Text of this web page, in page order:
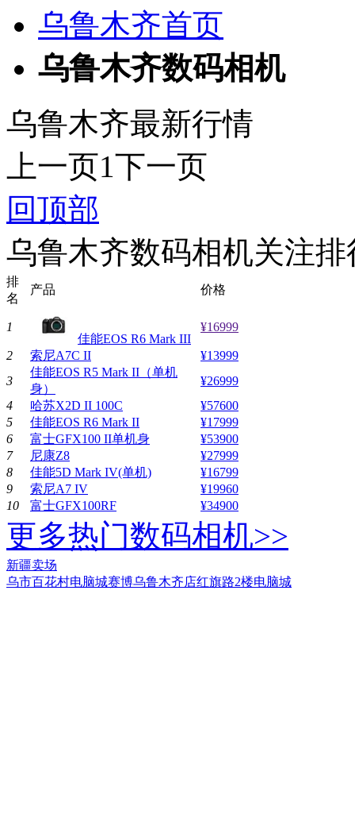
乌鲁木齐首页
乌鲁木齐数码相机
乌鲁木齐最新行情
上一页1下一页
回顶部
乌鲁木齐数码相机关注排
排
名
产品 价格
1
佳能EOS R6 Mark III
¥16999
2 索尼A7C II
¥13999
3
佳能EOS R5 Mark II（单机
身）
¥26999
4
哈苏X2D II 100C
¥57600
5
佳能EOS R6 Mark II
¥17999
6
富士GFX100 II单机身
¥53900
7
尼康Z8
¥27999
8
佳能5D Mark IV(单机)
¥16799
9
索尼A7 IV
¥19960
10
富士GFX100RF ¥34900
更多热门数码相机>>
新疆卖场
乌市百花村电脑城赛博乌鲁木齐店红旗路2楼电脑城